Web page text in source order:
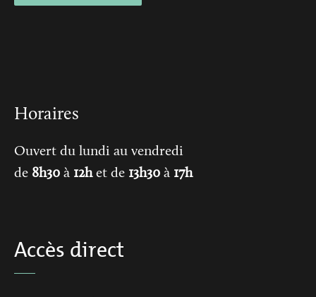
Horaires
Ouvert du lundi au vendredi
de 8h30 à 12het de 13h30 à 17h
Accès direct